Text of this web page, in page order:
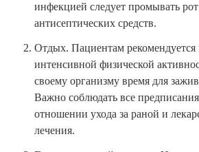
инфекцией следует промывать
антисептических средств.
Отдых. Пациентам рекомендуется
интенсивной физической
своему организму время для
Важно соблюдать все предписания
отношении ухода за раной и
лечения.